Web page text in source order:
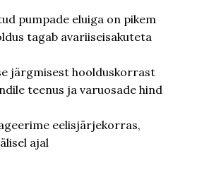
pumpade eluiga on pikem
tagab avariiseisakuteta
järgmisest hoolduskorrast
teenus ja varuosade hind
eelisjärjekorras,
ajal